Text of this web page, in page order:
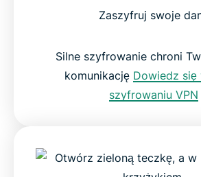
Zaszyfruj swoje
Silne szyfrowanie chroni
komunikację Dowiedz się
szyfrowaniu VPN